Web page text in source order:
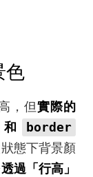
色
，但實際的
和 border
態下背景顏
透過「行高」